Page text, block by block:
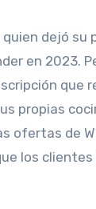
dejó
en 2023.
que
propias
ofertas de
los